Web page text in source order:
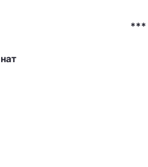
***